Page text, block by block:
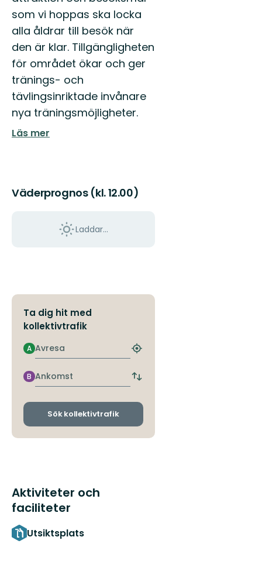
som vi hoppas ska locka
alla åldrar till besök när
den är klar. Tillgängligheten
för området ökar och ger
tränings- och
tävlingsinriktade invånare
nya träningsmöjligheter.
Läs mer
Väderprognos (kl. 12.00)
Laddar...
Ta dig hit med
kollektivtrafik
Avresa
A
Hitta
hållplats
Ankomst
B
Byt
och
Sök kollektivtrafik
Aktiviteter och
faciliteter
Utsiktsplats